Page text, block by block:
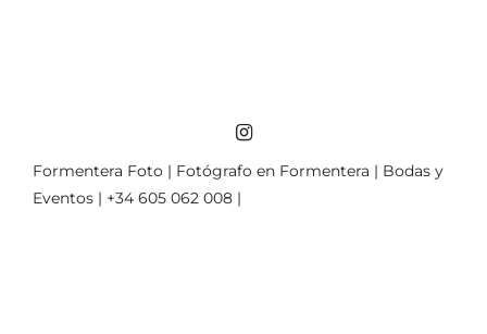
Formentera Foto | Fotógrafo en Formentera | Bodas y
Eventos | +34 605 062 008 |